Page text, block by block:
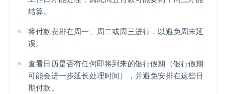
结算。
将付款安排在周一、周二或周三进行，以避免周末延
误。
查看日历是否有任何即将到来的银行假期（银行假期
可能会进一步延长处理时间），并避免安排在这些日
期付款。